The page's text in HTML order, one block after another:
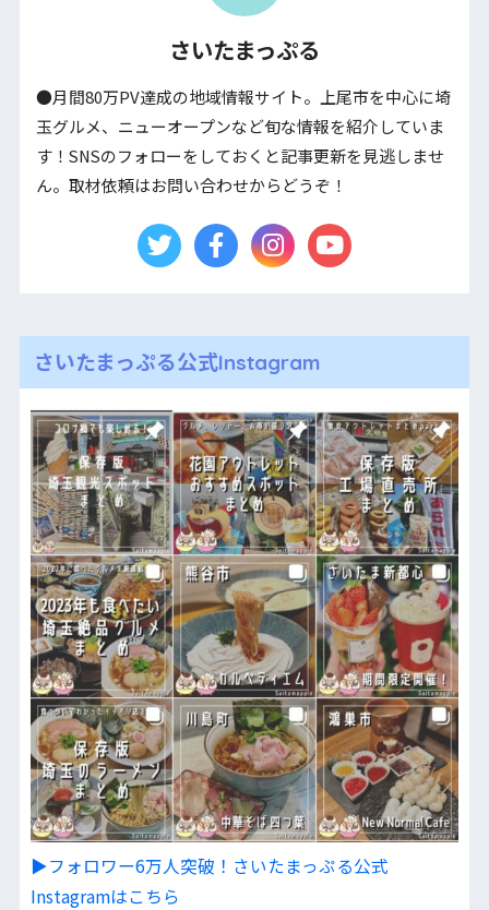
さいたまっぷる
●月間80万PV達成の地域情報サイト。上尾市を中心に埼
玉グルメ、ニューオープンなど旬な情報を紹介していま
す！SNSのフォローをしておくと記事更新を見逃しませ
ん。取材依頼はお問い合わせからどうぞ！
さいたまっぷる公式Instagram
▶︎フォロワー6万人突破！さいたまっぷる公式
Instagramはこちら